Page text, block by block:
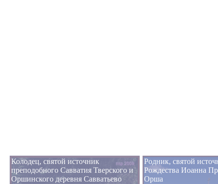
Колодец, святой источник
преподобного Савватия Тверского и
Оршинского деревня Савватьево
Родник, святой
Рождества Иоанна
Орша